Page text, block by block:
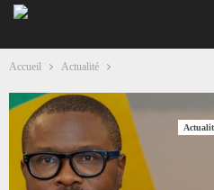
Accueil Actualité